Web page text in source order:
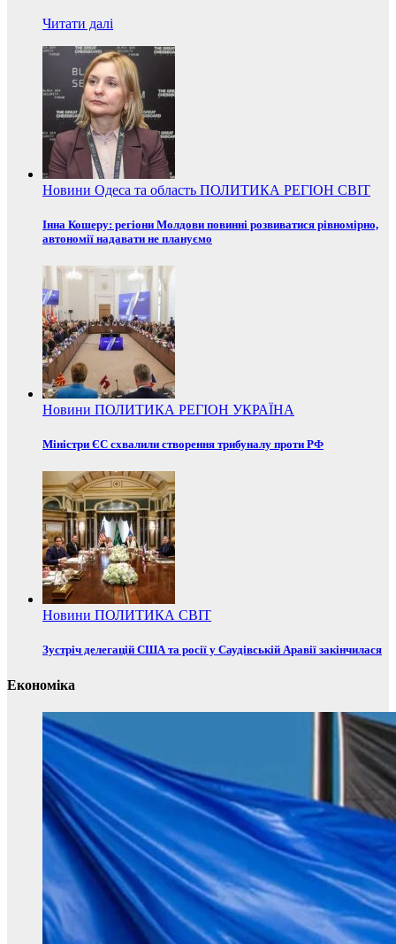
Читати далі
Новини Одеса та область ПОЛИТИКА РЕГІОН СВІТ
Інна Кошеру: регіони Молдови повинні розвиватися рівномірно,
автономії надавати не плануємо
Новини ПОЛИТИКА РЕГІОН УКРАЇНА
Міністри ЄС схвалили створення трибуналу проти РФ
Новини ПОЛИТИКА СВІТ
Зустріч делегацій США та росії у Саудівській Аравії закінчилася
Економіка